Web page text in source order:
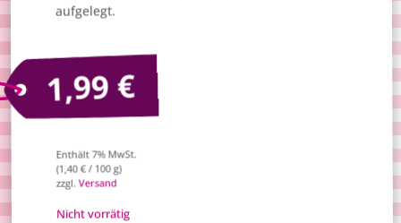
aufgelegt.
1,99€
Enthält 7% MwSt.
(1,40€/ 100 g)
zzgl.Versand
Nicht vorrätig